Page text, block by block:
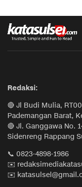
Redaksi:
🔴 Jl Budi Mulia,
Pademangan Barat,
🔴 Jl. Ganggawa No.
Sidenreng Rappang
📞 0823-4898-1986
✉️
✉️